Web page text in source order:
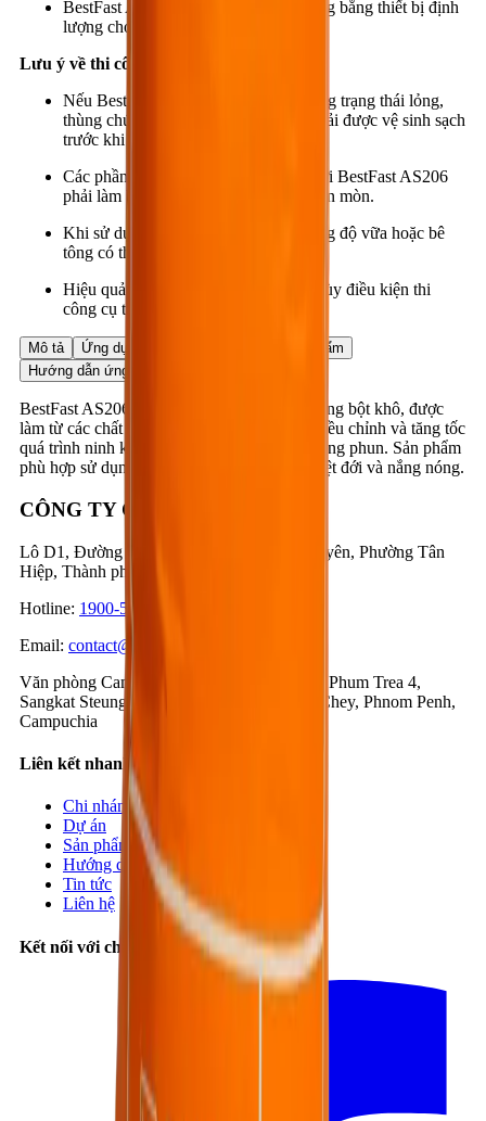
BestFast AS206 được thêm vào bê tông bằng thiết bị định
lượng cho vật liệu dạng bột.
Lưu ý về thi công / giới hạn
Nếu BestFast AS206 được chuyển sang trạng thái lỏng,
thùng chứa và ống bơm định lượng phải được vệ sinh sạch
trước khi chứa và bơm sản phẩm.
Các phần kim loại tiếp xúc trực tiếp với BestFast AS206
phải làm bằng thép không rỉ để tránh ăn mòn.
Khi sử dụng xi măng bền sunfat, cường độ vữa hoặc bê
tông có thể phát triển chậm hơn.
Hiệu quả sản phẩm có thể khác nhau tùy điều kiện thi
công cụ thể ở mỗi nơi.
Mô tả Ứng dụng
Dữ liệu sản phẩm
Hướng dẫn ứng dụng
BestFast AS206 là phụ gia công nghệ cao dạng bột khô, được
làm từ các chất vô cơ đặc biệt, có tác dụng điều chỉnh và tăng tốc
quá trình ninh kết, đóng rắn cho vữa và bê tông phun. Sản phẩm
phù hợp sử dụng trong điều kiện thời tiết nhiệt đới và nắng nóng.
CÔNG TY CỔ PHẦN BESTMIX
Lô D1, Đường D1 & N3, KCN Nam Tân Uyên, Phường Tân
Hiệp, Thành phố Hồ Chí Minh, Việt Nam
Hotline: 1900-57-1234
Email: contact@bestmix.vn
Văn phòng Campuchia
Số 1K, Đường 371, Phum Trea 4,
Sangkat Steung Mean Chey 3, Khan Mean Chey, Phnom Penh,
Campuchia
Liên kết nhanh
Chi nhánh
Dự án
Sản phẩm
Hướng dẫn
Tin tức
Liên hệ
Kết nối với chúng tôi